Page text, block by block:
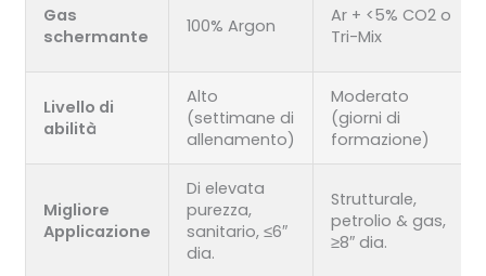
Gas
schermante
100% Argon
Ar + <5% CO2 o
Tri-Mix
Livello di
abilità
Alto
(settimane di
allenamento)
Moderato
(giorni di
formazione)
Migliore
Applicazione
Di elevata
purezza,
sanitario, ≤6″
dia.
Strutturale,
petrolio & gas,
≥8″ dia.